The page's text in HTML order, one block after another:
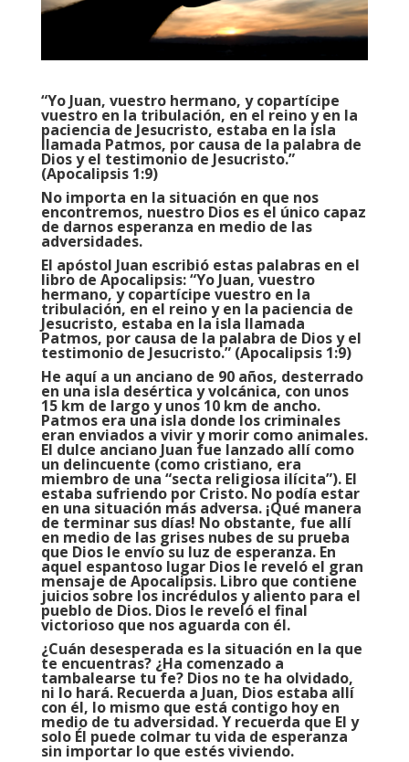
“Yo Juan, vuestro hermano, y copartícipe
vuestro en la tribulación, en el reino y en la
paciencia de Jesucristo, estaba en la isla
llamada Patmos, por causa de la palabra de
Dios y el testimonio de Jesucristo.”
(Apocalipsis 1:9)
No importa en la situación en que nos
encontremos, nuestro Dios es el único capaz
de darnos esperanza en medio de las
adversidades.
El apóstol Juan escribió estas palabras en el
libro de Apocalipsis: “Yo Juan, vuestro
hermano, y copartícipe vuestro en la
tribulación, en el reino y en la paciencia de
Jesucristo, estaba en la isla llamada
Patmos, por causa de la palabra de Dios y el
testimonio de Jesucristo.” (Apocalipsis 1:9)
He aquí a un anciano de 90 años, desterrado
en una isla desértica y volcánica, con unos
15 km de largo y unos 10 km de ancho.
Patmos era una isla donde los criminales
eran enviados a vivir y morir como animales.
El dulce anciano Juan fue lanzado allí como
un delincuente (como cristiano, era
miembro de una “secta religiosa ilícita”). El
estaba sufriendo por Cristo. No podía estar
en una situación más adversa. ¡Qué manera
de terminar sus días! No obstante, fue allí
en medio de las grises nubes de su prueba
que Dios le envío su luz de esperanza. En
aquel espantoso lugar Dios le reveló el gran
mensaje de Apocalipsis. Libro que contiene
juicios sobre los incrédulos y aliento para el
pueblo de Dios. Dios le reveló el final
victorioso que nos aguarda con él.
¿Cuán desesperada es la situación en la que
te encuentras? ¿Ha comenzado a
tambalearse tu fe? Dios no te ha olvidado,
ni lo hará. Recuerda a Juan, Dios estaba allí
con él, lo mismo que está contigo hoy en
medio de tu adversidad. Y recuerda que El y
solo Él puede colmar tu vida de esperanza
sin importar lo que estés viviendo.